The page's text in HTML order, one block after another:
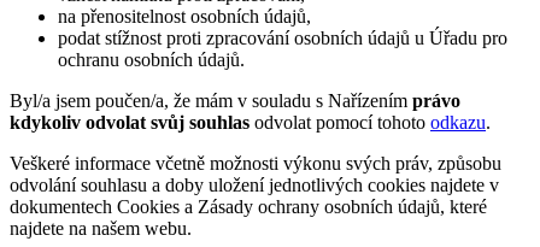
na přenositelnost osobních údajů,
podat stížnost proti zpracování osobních údajů u Úřadu pro
ochranu osobních údajů.
Byl/a jsem poučen/a, že mám v souladu s Nařízením právo
kdykoliv odvolat svůj souhlas odvolat pomocí tohoto odkazu.
Veškeré informace včetně možnosti výkonu svých práv, způsobu
odvolání souhlasu a doby uložení jednotlivých cookies najdete v
dokumentech Cookies a Zásady ochrany osobních údajů, které
najdete na našem webu.